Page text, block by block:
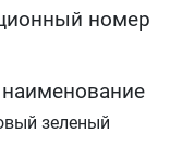
номер
зеленый